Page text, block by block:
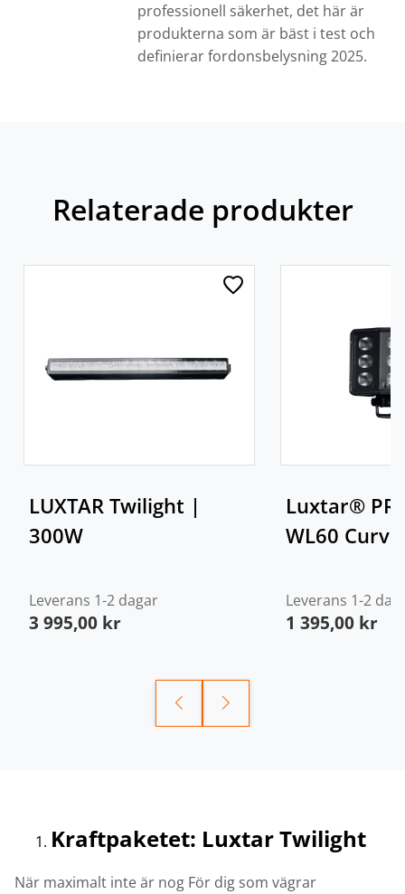
professionell säkerhet, det här är
produkterna som är bäst i test och
definierar fordonsbelysning 2025.
Relaterade produkter
LUXTAR Twilight |
300W
Leverans 1-2 dagar
3 995,00 kr
Luxtar®
WL60
Leverans 1-2
1 395,00 kr
Kraftpaketet: Luxtar Twilight
När maximalt inte är nog För dig som vägrar